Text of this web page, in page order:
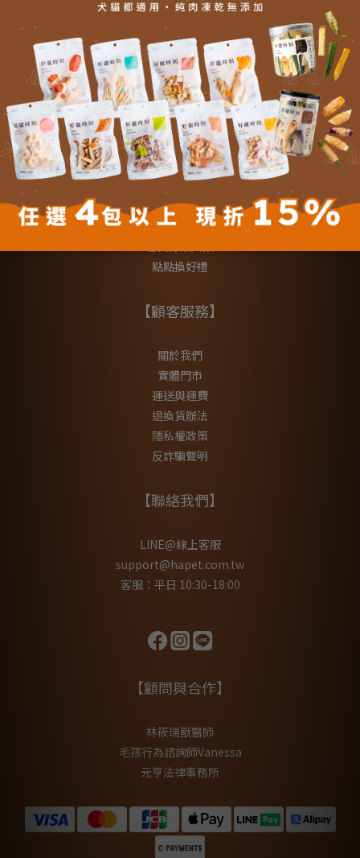
【會員獨享】
點點換好禮
【顧客服務】
關於我們
實體門市
運送與運費
退換貨辦法
隱私權政策
反詐騙聲明
【聯絡我們】
LINE@線上客服
support@hapet.com.tw
客服：平日 10:30-18:00
【顧問與合作】
林筱瑞獸醫師
毛孩行為諮詢師Vanessa
元亨法律事務所